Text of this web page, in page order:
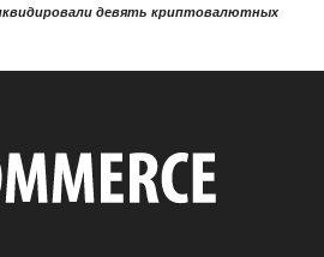
девять криптовалютных